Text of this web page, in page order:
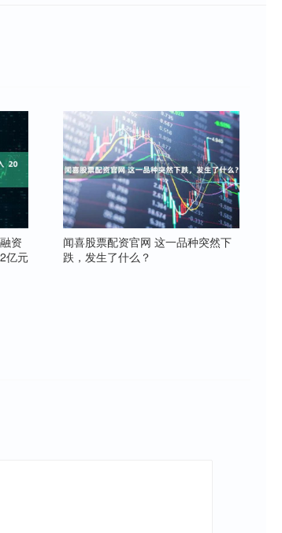
资
亿元
闻喜股票配资官网 这一品种突然下
跌，发生了什么？